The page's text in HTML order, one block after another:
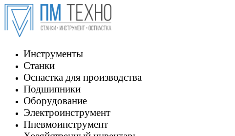
Инструменты
Станки
Оснастка для производства
Подшипники
Оборудование
Электроинструмент
Пневмоинструмент